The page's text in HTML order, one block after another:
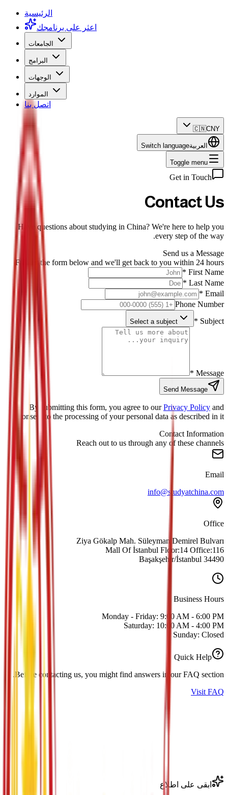
الرئيسية
اعثر على برنامجك
الجامعات
البرامج
الوجهات
الموارد
اتصل بنا
🇨🇳CNY
العربيةSwitch language
Toggle menu
Get in Touch
Contact Us
Have questions about studying in China? We're here to help you
every step of the way.
Send us a Message
Fill out the form below and we'll get back to you within 24 hours
First Name *
Last Name *
Email *
Phone Number
Subject *
Select a subject
Message *
Send Message
By submitting this form, you agree to our Privacy Policy and
consent to the processing of your personal data as described in it.
Contact Information
Reach out to us through any of these channels
Email
info@studyatchina.com
Office
Ziya Gökalp Mah. Süleyman Demirel Bulvarı
Mall Of İstanbul Floor:14 Office:116
34490 Başakşehir/İstanbul
Business Hours
Monday - Friday: 9:00 AM - 6:00 PM
Saturday: 10:00 AM - 4:00 PM
Sunday: Closed
Quick Help
Before contacting us, you might find answers in our FAQ section.
Visit FAQ
ابقى على اطلاع